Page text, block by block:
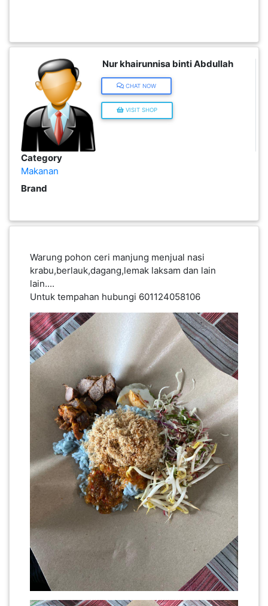
Nur khairunnisa binti Abdullah
CHAT NOW
VISIT SHOP
Category
Makanan
Brand
Warung pohon ceri manjung menjual nasi
krabu,berlauk,dagang,lemak laksam dan lain
lain....
Untuk tempahan hubungi 601124058106
KENDERAAN(6)
ELEKTRONIK(5)
SUKAN/HOBI(2)
PERCUTIAN
RUMAH
PERIBADI(4)
PEKERJAAN(0)
SERVIS(17)
HARTA
BENDA(1)
KEPERLUAN(16)
SELECT NEGERI
SELANGOR(37)
PAHANG(13)